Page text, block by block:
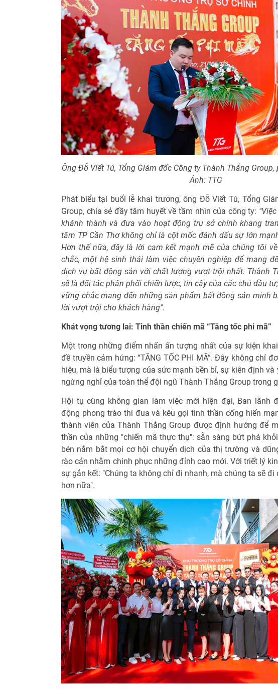
Ông Đỗ Viết Tú, Tổng Giám đốc Công ty Thành Thắng
Ảnh: TTG
Phát biểu tại buổi lễ khai trương, ông Đỗ Viết Tú, Tổng
Group, chia sẻ đầy tâm huyết về tầm nhìn của công ty:
khánh thành và đưa vào hoạt động trụ sở chính khang
tâm TP Cần Thơ không chỉ là cột mốc đánh dấu sự lớn
Hơn thế nữa, đây là lời cam kết mạnh mẽ của chúng tôi
chắc, một hệ sinh thái làm việc chuyên nghiệp để mang
dịch vụ bất động sản với chất lượng vượt trội nhất. Thành
sẽ là đối tác phân phối chiến lược, tin cậy của các chủ đầu
vững chắc mang đến những sản phẩm bất động sản minh
lời vượt trội cho khách hàng".
Khát vọng tương lai: Tinh thần chiến mã “Tăng tốc phi mã”
Một trong những điểm nhấn ấn tượng nhất của sự kiện
đề truyền cảm hứng: “TĂNG TỐC PHI MÃ”. Đây không chỉ
hiệu, mà là biểu tượng của sức mạnh bền bỉ, sự kiên định và
ngừng nghỉ của toàn thể đội ngũ Thành Thắng Group trong
Hội tụ cùng không gian làm việc mới hiện đại, Ban lãnh
động phong trào thi đua và kêu gọi tinh thần cống hiến
thành viên của Thành Thắng Group được định hướng để
thần của những "chiến mã thực thụ": sẵn sàng bứt phá
bén nắm bắt mọi cơ hội chuyển dịch của thị trường và
rào cản nhằm chinh phục những đỉnh cao mới. Với triết lý
sự gắn kết: "Chúng ta không chỉ đi nhanh, mà chúng ta sẽ đi
hơn nữa".